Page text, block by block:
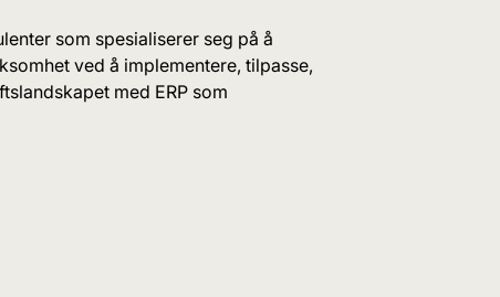
som spesialiserer seg på å
ved å implementere, tilpasse,
med ERP som